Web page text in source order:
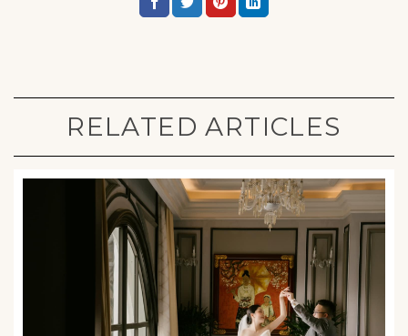
RELATED ARTICLES